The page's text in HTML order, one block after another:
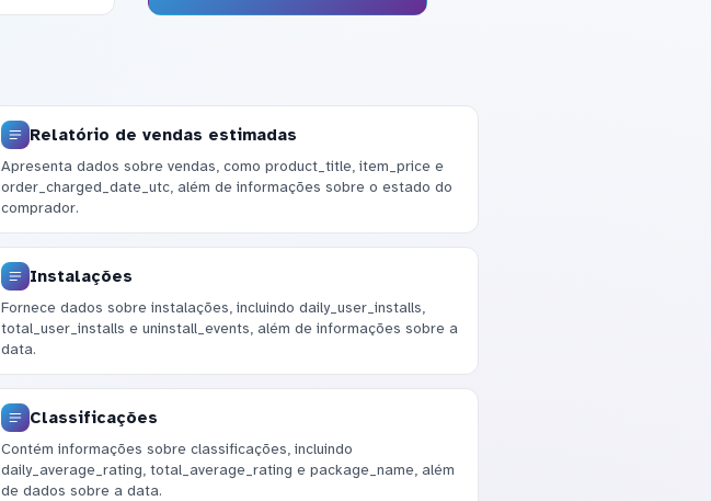
Relatório de vendas estimadas
Apresenta dados sobre vendas, como product_title, item_price e
order_charged_date_utc, além de informações sobre o estado do
comprador.
Instalações
Fornece dados sobre instalações, incluindo daily_user_installs,
total_user_installs e uninstall_events, além de informações sobre a
data.
Classificações
Contém informações sobre classificações, incluindo
daily_average_rating, total_average_rating e package_name, além
de dados sobre a data.